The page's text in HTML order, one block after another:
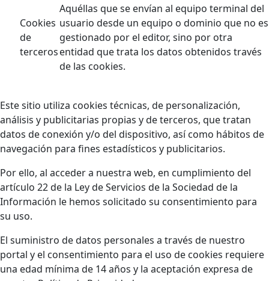
Cookies
de
terceros
Aquéllas que se envían al equipo terminal del
usuario desde un equipo o dominio que no es
gestionado por el editor, sino por otra
entidad que trata los datos obtenidos través
de las cookies.
Este sitio utiliza cookies técnicas, de personalización,
análisis y publicitarias propias y de terceros, que tratan
datos de conexión y/o del dispositivo, así como hábitos de
navegación para fines estadísticos y publicitarios.
Por ello, al acceder a nuestra web, en cumplimiento del
artículo 22 de la Ley de Servicios de la Sociedad de la
Información le hemos solicitado su consentimiento para
su uso.
El suministro de datos personales a través de nuestro
portal y el consentimiento para el uso de cookies requiere
una edad mínima de 14 años y la aceptación expresa de